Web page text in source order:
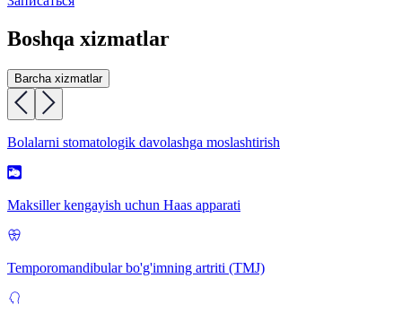
Boshqa xizmatlar
Barcha xizmatlar
Bolalarni stomatologik davolashga moslashtirish
Maksiller kengayish uchun Haas apparati
Temporomandibular bo'g'imning artriti (TMJ)